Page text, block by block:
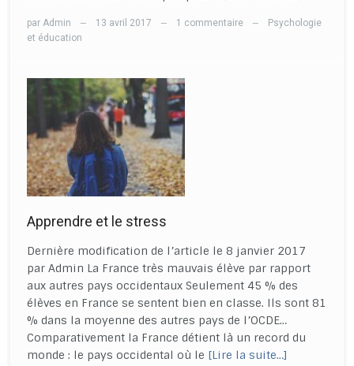
par Admin — 13 avril 2017 — 1 commentaire —
Psychologie
et éducation
Apprendre et le stress
Dernière modification de l’article le 8 janvier 2017
par Admin La France très mauvais élève par rapport
aux autres pays occidentaux Seulement 45 % des
élèves en France se sentent bien en classe. Ils sont 81
% dans la moyenne des autres pays de l’OCDE…
Comparativement la France détient là un record du
monde : le pays occidental où le [Lire la suite…]